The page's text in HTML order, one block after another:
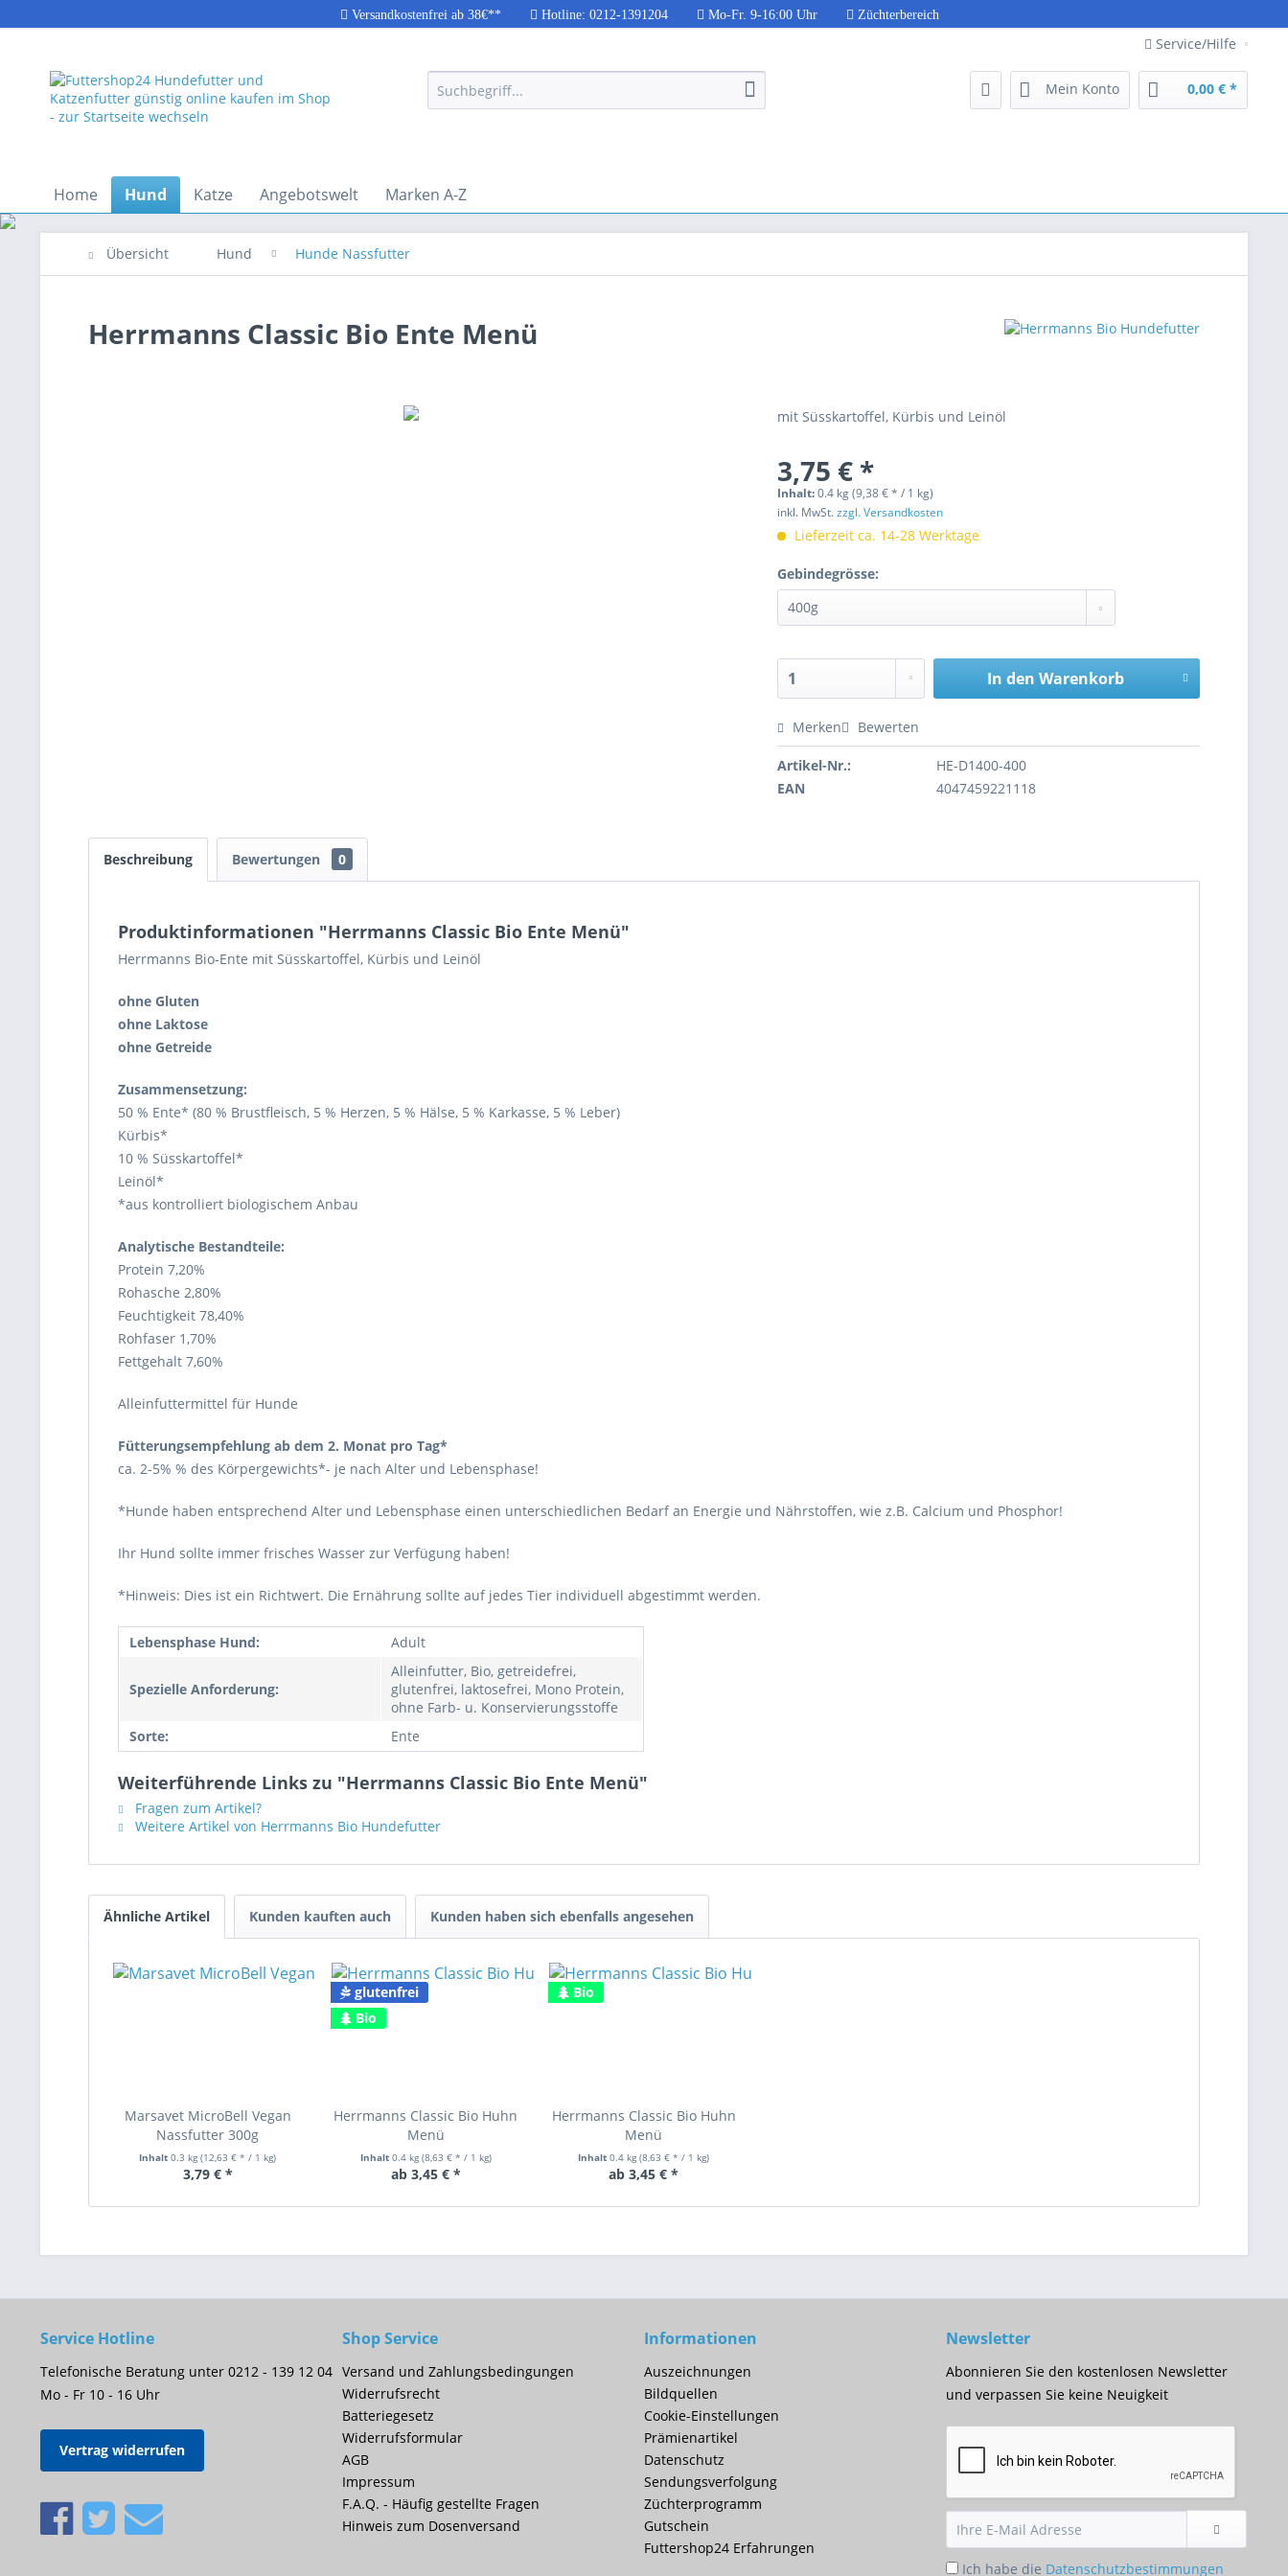
Versandkostenfrei ab 38€** Hotline: 0212-1391204 Mo-Fr. 9-16:00 Uhr Züchterbereich
Service/Hilfe
Mein Konto 0,00 € *
Home Hund Katze Angebotswelt Marken A-Z
Übersicht Hund Hunde Nassfutter
Herrmanns Classic Bio Ente Menü
mit Süsskartoffel, Kürbis und Leinöl
3,75 € *
Inhalt:0.4 kg (9,38 € * / 1 kg)
inkl. MwSt.zzgl. Versandkosten
Lieferzeit ca. 14-28 Werktage
Gebindegrösse:
In den Warenkorb
Merken Bewerten
Artikel-Nr.:
HE-D1400-400
EAN
4047459221118
Beschreibung Bewertungen 0
Produktinformationen "Herrmanns Classic Bio Ente Menü"
Herrmanns Bio-Ente mit Süsskartoffel, Kürbis und Leinöl
ohne Gluten
ohne Laktose
ohne Getreide
Zusammensetzung:
50 % Ente* (80 % Brustfleisch, 5 % Herzen, 5 % Hälse, 5 % Karkasse, 5 % Leber)
Kürbis*
10 % Süsskartoffel*
Leinöl*
*aus kontrolliert biologischem Anbau
Analytische Bestandteile:
Protein 7,20%
Rohasche 2,80%
Feuchtigkeit 78,40%
Rohfaser 1,70%
Fettgehalt 7,60%
Alleinfuttermittel für Hunde
Fütterungsempfehlung ab dem 2. Monat pro Tag*
ca. 2-5% % des Körpergewichts*- je nach Alter und Lebensphase!
*Hunde haben entsprechend Alter und Lebensphase einen unterschiedlichen Bedarf an Energie und Nährstoffen, wie z.B. Calcium und Phosphor!
Ihr Hund sollte immer frisches Wasser zur Verfügung haben!
*Hinweis: Dies ist ein Richtwert. Die Ernährung sollte auf jedes Tier individuell abgestimmt werden.
Lebensphase Hund: Adult
Spezielle Anforderung:
Alleinfutter, Bio, getreidefrei,
glutenfrei, laktosefrei, Mono Protein,
ohne Farb- u. Konservierungsstoffe
Sorte:
Ente
Weiterführende Links zu "Herrmanns Classic Bio Ente Menü"
Fragen zum Artikel?
Weitere Artikel von Herrmanns Bio Hundefutter
Ähnliche Artikel Kunden kauften auch Kunden haben sich ebenfalls angesehen
Marsavet MicroBell Vegan
Nassfutter 300g
Inhalt0.3 kg(12,63 € * / 1 kg)
3,79 € *
glutenfrei
Bio
Herrmanns Classic Bio Huhn
Menü
Inhalt 0.4 kg (8,63 € * / 1 kg)
ab 3,45 € *
Bio
Herrmanns Classic Bio Huhn
Menü
Inhalt0.4 kg(8,63 € * / 1 kg)
ab 3,45 € *
Service Hotline
Telefonische Beratung unter 0212 - 139 12 04
Mo - Fr 10 - 16 Uhr
Vertrag widerrufen
Shop Service
Versand und Zahlungsbedingungen
Widerrufsrecht
Batteriegesetz
Widerrufsformular
AGB
Impressum
F.A.Q. - Häufig gestellte Fragen
Hinweis zum Dosenversand
Informationen
Auszeichnungen
Bildquellen
Cookie-Einstellungen
Prämienartikel
Datenschutz
Sendungsverfolgung
Züchterprogramm
Gutschein
Futtershop24 Erfahrungen
Newsletter
Abonnieren Sie den kostenlosen Newsletter
und verpassen Sie keine Neuigkeit
Ich habe die Datenschutzbestimmungen